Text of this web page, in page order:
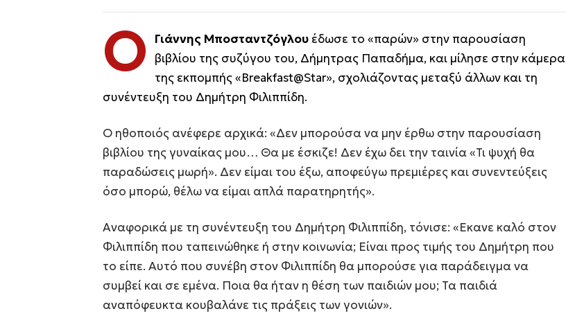
Ο Γιάννης Μποσταντζόγλου έδωσε το «παρών» στην παρουσίαση
βιβλίου της συζύγου του, Δήμητρας Παπαδήμα, και μίλησε στην κάμερα
της εκπομπής «Breakfast@Star», σχολιάζοντας μεταξύ άλλων και τη
συνέντευξη του Δημήτρη Φιλιππίδη.
Ο ηθοποιός ανέφερε αρχικά: «Δεν μπορούσα να μην έρθω στην παρουσίαση
βιβλίου της γυναίκας μου… Θα με έσκιζε! Δεν έχω δει την ταινία «Τι ψυχή θα
παραδώσεις μωρή». Δεν είμαι του έξω, αποφεύγω πρεμιέρες και συνεντεύξεις
όσο μπορώ, θέλω να είμαι απλά παρατηρητής».
Αναφορικά με τη συνέντευξη του Δημήτρη Φιλιππίδη, τόνισε: «Εκανε καλό στον
Φιλιππίδη που ταπεινώθηκε ή στην κοινωνία; Είναι προς τιμής του Δημήτρη που
το είπε. Αυτό που συνέβη στον Φιλιππίδη θα μπορούσε για παράδειγμα να
συμβεί και σε εμένα. Ποια θα ήταν η θέση των παιδιών μου; Τα παιδιά
αναπόφευκτα κουβαλάνε τις πράξεις των γονιών».